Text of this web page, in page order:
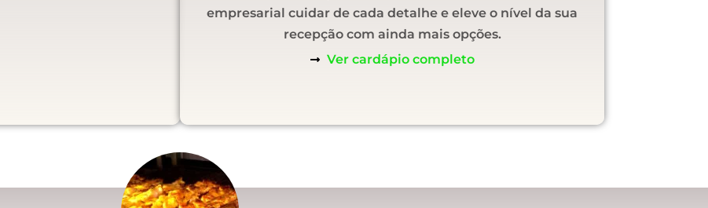
empresarial cuidar de cada detalhe e eleve o nível da sua
recepção com ainda mais opções.
Ver cardápio completo